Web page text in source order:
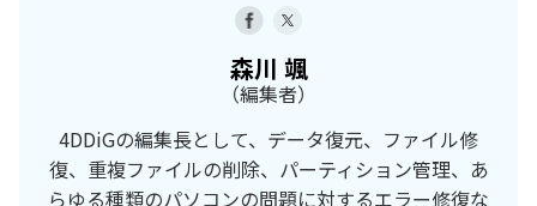
森川 颯
（編集者）
4DDiGの編集長として、データ復元、ファイル修
復、重複ファイルの削除、パーティション管理、あ
らゆる種類のパソコンの問題に対するエラー修復な